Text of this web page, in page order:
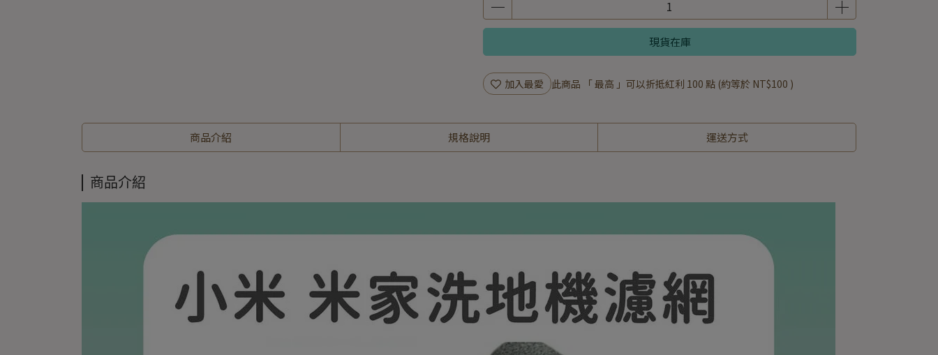
現貨在庫
加入最愛 此商品 「 最高 」可以折抵紅利 100 點 (約等於 NT$100 )
商品介紹 規格說明 運送方式
商品介紹